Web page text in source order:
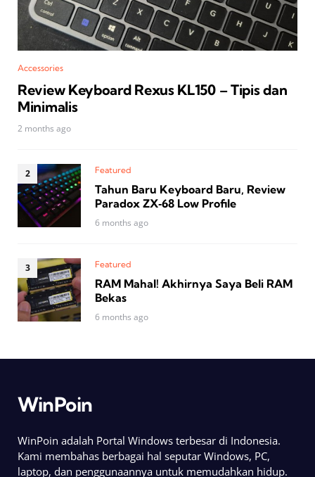
Accessories
Review Keyboard Rexus KL150 – Tipis dan
Minimalis
2 months ago
Featured
Tahun Baru Keyboard Baru, Review
Paradox ZX‑68 Low Profile
6 months ago
Featured
RAM Mahal! Akhirnya Saya Beli RAM
Bekas
6 months ago
WinPoin
WinPoin adalah Portal Windows terbesar di Indonesia.
Kami membahas berbagai hal seputar Windows, PC,
laptop, dan penggunaannya untuk memudahkan hidup.